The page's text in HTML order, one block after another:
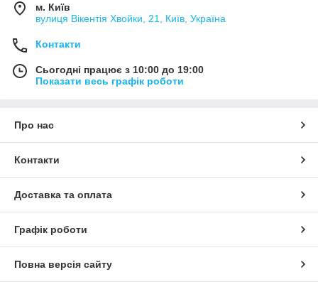
м. Київ
вулиця Вікентія Хвойки, 21, Київ, Україна
Контакти
Сьогодні працює з 10:00 до 19:00
Показати весь графік роботи
Про нас
Контакти
Доставка та оплата
Графік роботи
Повна версія сайту